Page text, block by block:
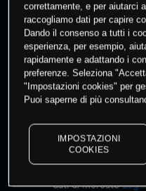
0% dei clienti
questo prodotto
dati di mercatoLog
correttamente, e per aiutarci
raccogliamo dati per capire
Dando il consenso a tutti i
esperienza, per esempio,
rapidamente e adattando i
preferenze. Seleziona
"Impostazioni cookies" per
Puoi saperne di più
IMPOSTAZIONI
COOKIES